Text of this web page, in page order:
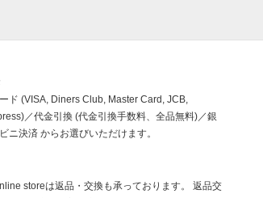
ド (VISA, Diners Club, Master Card, JCB,
／代金引換 (代金引換手数料、全品無料)／銀
ニ決済 からお選びいただけます。
storeは返品・交換も承っております。 返品交